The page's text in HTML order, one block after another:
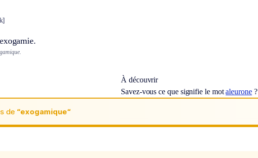
À découvrir
Savez-vous ce que signifie le motaleurone?
de “exogamique“